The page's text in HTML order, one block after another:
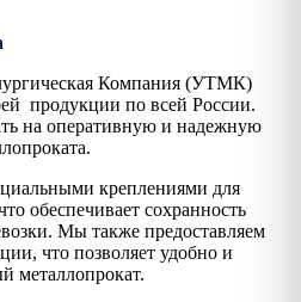
Компания (УТМК)
продукции по всей России.
на оперативную и надежную
креплениями для
обеспечивает сохранность
Мы также предоставляем
что позволяет удобно и
металлопрокат.